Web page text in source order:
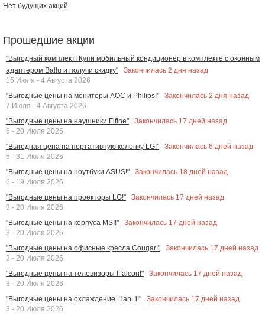
Нет будущих акций
Прошедшие акции
"Выгодный комплект! Купи мобильный кондиционер в комплекте с оконным
адаптером Ballu и получи скидку"
Закончилась 2 дня назад
15 Июля - 4 Августа 2026
"Выгодные цены на мониторы AOC и Philips!"
Закончилась 2 дня назад
7 Июля - 4 Августа 2026
"Выгодные цены на наушники Fifine"
Закончилась 17 дней назад
6 - 20 Июля 2026
"Выгодная цена на портативную колонку LG!"
Закончилась 6 дней назад
6 - 31 Июля 2026
"Выгодные цены на ноутбуки ASUS!"
Закончилась 18 дней назад
6 - 19 Июля 2026
"Выгодные цены на проекторы LG!"
Закончилась 17 дней назад
3 - 20 Июля 2026
"Выгодные цены на корпуса MSI!"
Закончилась 17 дней назад
3 - 20 Июля 2026
"Выгодные цены на офисные кресла Cougar!"
Закончилась 17 дней назад
3 - 20 Июля 2026
"Выгодные цены на телевизоры Iffalcon!"
Закончилась 17 дней назад
3 - 20 Июля 2026
"Выгодные цены на охлаждение LianLi!"
Закончилась 17 дней назад
3 - 20 Июля 2026